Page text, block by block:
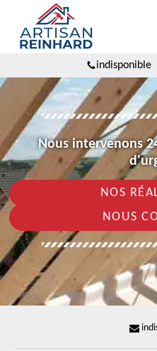
indisponible
Nous intervenons
NOS
NOUS